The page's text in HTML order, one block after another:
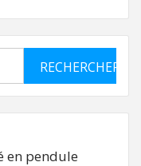
en pendule